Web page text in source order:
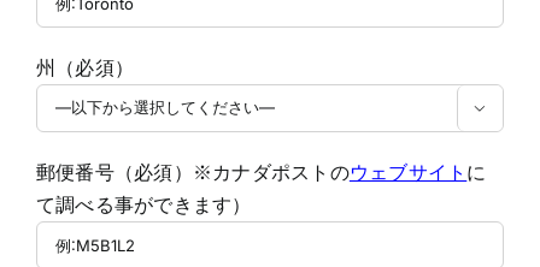
州（必須）

郵便番号（必須）※カナダポストのウェブサイト に
て調べる事ができます）